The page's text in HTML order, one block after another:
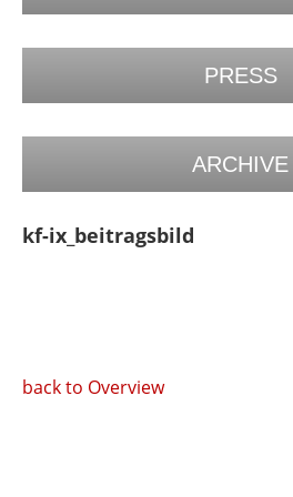
PRESS
ARCHIVE
kf-ix_beitragsbild
back to Overview